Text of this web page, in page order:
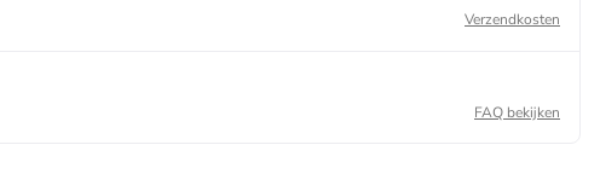
Verzendkosten
FAQ bekijken